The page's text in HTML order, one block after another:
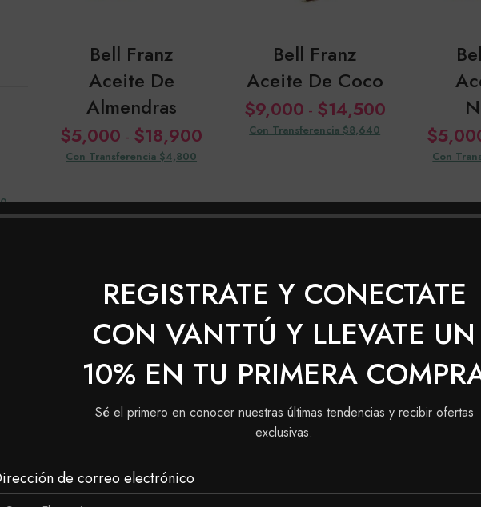
REGISTRATE Y CONECTATE
CON VANTTÚ Y LLEVATE UN
10% EN TU PRIMERA
Sé el primero en conocer nuestras últimas tendencias y recibir ofertas
exclusivas.
de correo electrónico
Bell Franz
Aceite De
Almendras
$5,000 - $18,900
$5,000
hasta
Con Transferencia $4,800
Bell Franz
Aceite De Coco
$9,000 - $14,500Rango
precios:
hasta
$14,500
Con Transferencia $8,640 $
Con
Maxybelt Don
Barbero Aceite
Con Transferencia $13,440
Smyf Aceite de
Almendras
de
Con Transferencia $11,040 Con